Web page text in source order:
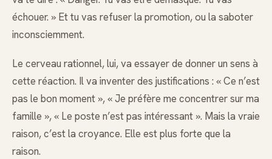
échouer. » Et tu vas refuser la promotion, ou la saboter
inconsciemment.
Le cerveau rationnel, lui, va essayer de donner un sens à
cette réaction. Il va inventer des justifications : « Ce n’est
pas le bon moment », « Je préfère me concentrer sur ma
famille », « Le poste n’est pas intéressant ». Mais la vraie
raison, c’est la croyance. Elle est plus forte que la
raison.